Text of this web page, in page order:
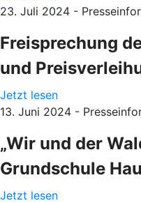
23. Juli 2024 -
Freisprechung
und
Jetzt lesen
13. Juni 2024 -
„Wir und der
Grundschule
Jetzt lesen